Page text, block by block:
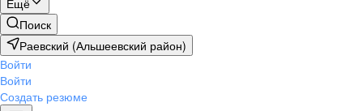
Ещё
Поиск
Раевский (Альшеевский район)
Войти
Войти
Создать резюме